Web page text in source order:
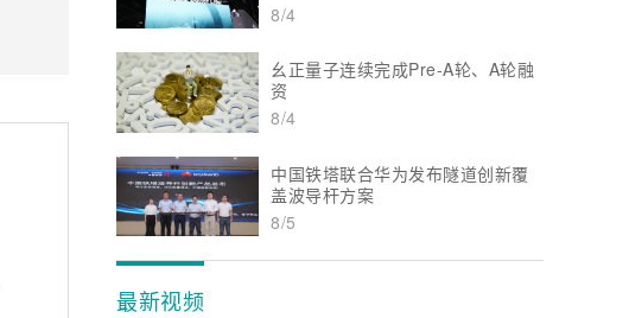
8/4
幺正量子连续完成Pre-A轮、A轮融
资
8/4
中国铁塔联合华为发布隧道创新覆
盖波导杆方案
8/5
最新视频